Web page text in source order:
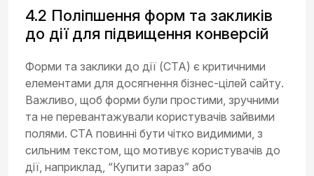
4.2 Поліпшення форм та закликів
до дії для підвищення конверсій
Форми та заклики до дії (CTA) є критичними
елементами для досягнення бізнес-цілей сайту.
Важливо, щоб форми були простими, зручними
та не перевантажували користувачів зайвими
полями. CTA повинні бути чітко видимими, з
сильним текстом, що мотивує користувачів до
дії, наприклад, “Купити зараз” або